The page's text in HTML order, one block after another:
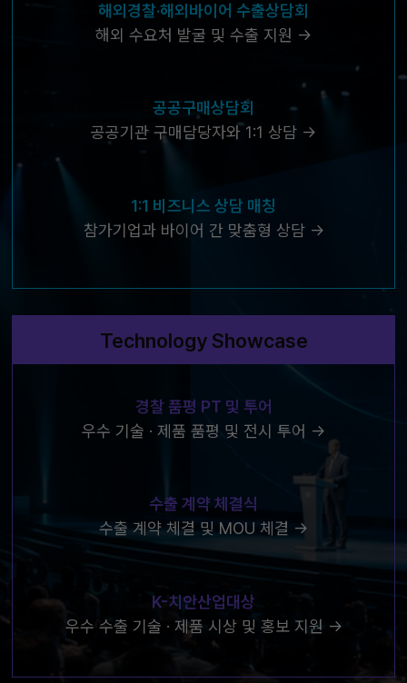
해외경찰·해외바이어 수출상담회
해외 수요처 발굴 및 수출 지원 →
공공구매상담회
공공기관 구매담당자와 1:1 상담 →
1:1 비즈니스 상담 매칭
참가기업과 바이어 간 맞춤형 상담 →
Technology Showcase
경찰 품평 PT 및 투어
우수 기술 · 제품 품평 및 전시 투어 →
수출 계약 체결식
수출 계약 체결 및 MOU 체결 →
K-치안산업대상
우수 수출 기술 · 제품 시상 및 홍보 지원 →